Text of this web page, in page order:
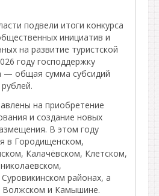
подвели итоги конкурса
инициатив и
на развитие туристской
году господдержку
— общая сумма субсидий
на приобретение
и создание новых
В этом году
в Городищенском,
Калачёвском, Клетском,
районах, а
Волжском и Камышине.